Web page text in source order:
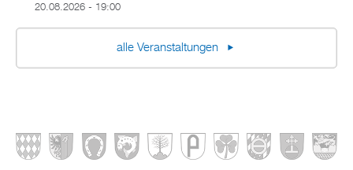
20.08.2026 - 19:00
alle Veranstaltungen